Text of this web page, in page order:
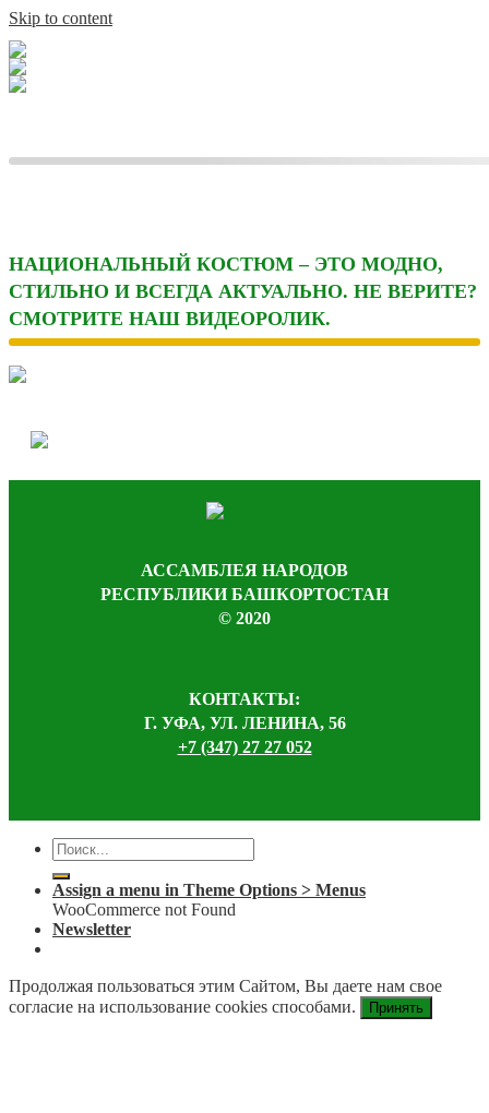
Skip to content
НАЦИОНАЛЬНЫЙ КОСТЮМ – ЭТО МОДНО,
СТИЛЬНО И ВСЕГДА АКТУАЛЬНО. НЕ ВЕРИТЕ?
СМОТРИТЕ НАШ ВИДЕОРОЛИК.
АССАМБЛЕЯ НАРОДОВ
РЕСПУБЛИКИ БАШКОРТОСТАН
© 2020
КОНТАКТЫ:
Г. УФА, УЛ. ЛЕНИНА, 56
+7 (347) 27 27 052
Assign a menu in Theme Options > Menus
WooCommerce not Found
Newsletter
Продолжая пользоваться этим Сайтом, Вы даете нам свое
согласие на использование cookies способами.
Принять